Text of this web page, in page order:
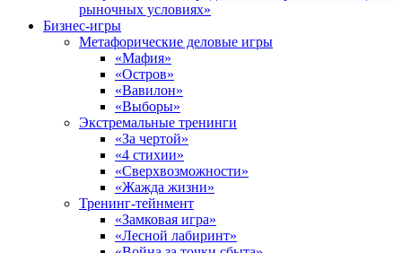
рыночных условиях»
Бизнес-игры
Метафорические деловые игры
«Мафия»
«Остров»
«Вавилон»
«Выборы»
Экстремальные тренинги
«За чертой»
«4 стихии»
«Сверхвозможности»
«Жажда жизни»
Тренинг-тейнмент
«Замковая игра»
«Лесной лабиринт»